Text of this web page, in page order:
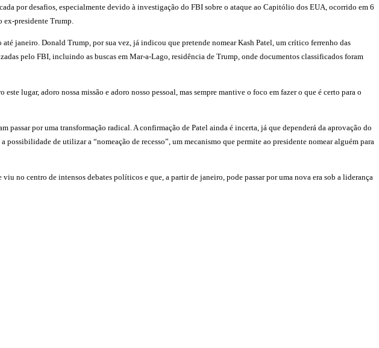
por desafios, especialmente devido à investigação do FBI sobre o ataque ao Capitólio dos EUA, ocorrido em 6
ex-presidente Trump.
janeiro. Donald Trump, por sua vez, já indicou que pretende nomear Kash Patel, um crítico ferrenho das
pelo FBI, incluindo as buscas em Mar-a-Lago, residência de Trump, onde documentos classificados foram
lugar, adoro nossa missão e adoro nosso pessoal, mas sempre mantive o foco em fazer o que é certo para o
passar por uma transformação radical. A confirmação de Patel ainda é incerta, já que dependerá da aprovação do
de utilizar a “nomeação de recesso”, um mecanismo que permite ao presidente nomear alguém para
no centro de intensos debates políticos e que, a partir de janeiro, pode passar por uma nova era sob a liderança